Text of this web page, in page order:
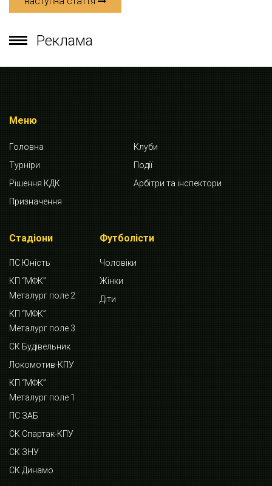
Реклама
Меню
Головна
Клуби
Турніри
Події
Рішення КДК
Арбітри та інспектори
Призначення
Стадіони
ПС Юність
КП “МФК”
Металург поле 2
КП “МФК”
Металург поле 3
СК Будівельник
Локомотив-КПУ
КП “МФК”
Металург поле 1
ПС ЗАБ
СК Спартак-КПУ
СК ЗНУ
СК Динамо
Футболісти
Чоловіки
Жінки
Діти